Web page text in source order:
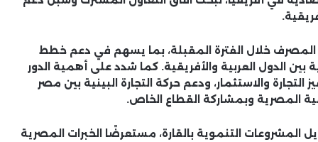
المصرف خلال الفترة المقبلة، بما يسهم في دعم خطط
بين الدول العربية والأفريقية. كما شدد على أهمية الدور
والاستثمار، ودعم حركة التجارة البينية بين مصر
المصرية وبمشاركة القطاع الخاص.
التنموية بالقارة، مستعرضًا الخبرات المصرية